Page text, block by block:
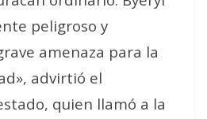
peligroso y
amenaza para la
advirtió el
quien llamó a la